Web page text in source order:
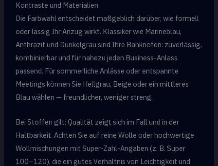
Kontraste und Materialien
Die Farbwahl entscheidet maßgeblich darüber, wie formell
oder lässig Ihr Anzug wirkt. Klassiker wie Marineblau,
Anthrazit und Dunkelgrau sind Ihre Banknoten: zuverlässig,
kombinierbar und für nahezu jeden Business-Anlass
passend. Für sommerliche Anlässe oder entspannte
Meetings können Sie Hellgrau, Beige oder ein mittleres
Blau wählen — freundlicher, weniger streng.
Bei Stoffen gilt: Qualität zeigt sich im Fall und in der
Haltbarkeit. Achten Sie auf reine Wolle oder hochwertige
Wollmischungen mit Super-Zahl-Angaben (z. B. Super
100–120), die ein gutes Verhältnis von Leichtigkeit und